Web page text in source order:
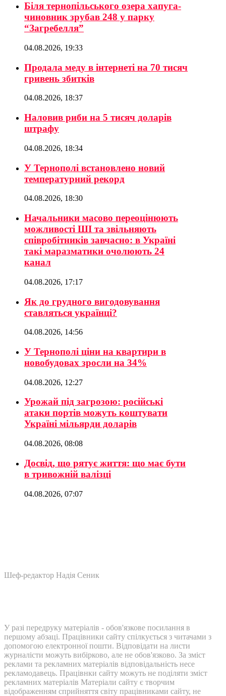
Біля тернопільського озера хапуга-
чиновник зрубав 248 у парку
“Загребелля”
04.08.2026, 19:33
Продала меду в інтернеті на 70 тисяч
гривень збитків
04.08.2026, 18:37
Наловив риби на 5 тисяч доларів
штрафу
04.08.2026, 18:34
У Тернополі встановлено новий
температурний рекорд
04.08.2026, 18:30
Начальники масово переоцінюють
можливості ШІ та звільняють
співробітників завчасно: в Україні
такі маразматики очолюють 24
канал
04.08.2026, 17:17
Як до грудного вигодовування
ставляться українці?
04.08.2026, 14:56
У Тернополі ціни на квартири в
новобудовах зросли на 34%
04.08.2026, 12:27
Урожай під загрозою: російські
атаки портів можуть коштувати
Україні мільярди доларів
04.08.2026, 08:08
Досвід, що рятує життя: що має бути
в тривожній валізці
04.08.2026, 07:07
Шеф-редактор Надія Сеник
У разі передруку матеріалів - обов'язкове посилання в
першому абзаці. Працівники сайту спілкується з читачами з
допомогою електронної пошти. Відповідати на листи
журналісти можуть вибірково, але не обов'язково. За зміст
реклами та рекламних матеріалів відповідальність несе
рекламодавець. Працівнки сайту можуть не поділяти зміст
рекламних матеріалів Матеріали сайту є творчим
відображенням сприйняття світу працівниками сайту, не